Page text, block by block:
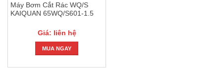
Máy Bơm Cắt Rác WQ/S
KAIQUAN 65WQ/S601-1.5
Giá: liên hệ
MUA NGAY